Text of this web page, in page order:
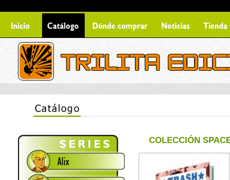
COLECCIÓN